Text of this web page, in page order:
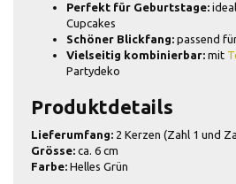
Perfekt für Geburtstage:
Cupcakes
Schöner Blickfang: passend
Vielseitig kombinierbar: mit
Partydeko
Produktdetails
Lieferumfang: 2 Kerzen (Zahl 1 und
Grösse: ca. 6 cm
Farbe: Helles Grün